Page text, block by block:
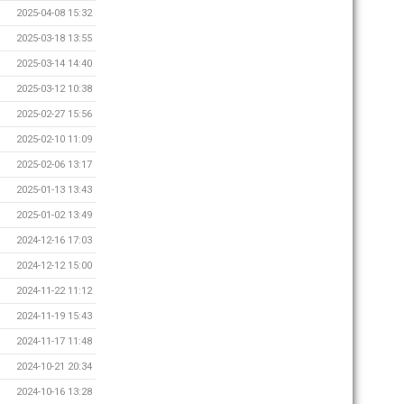
2025-04-08 15:32
2025-03-18 13:55
2025-03-14 14:40
2025-03-12 10:38
2025-02-27 15:56
2025-02-10 11:09
2025-02-06 13:17
2025-01-13 13:43
2025-01-02 13:49
2024-12-16 17:03
2024-12-12 15:00
2024-11-22 11:12
2024-11-19 15:43
2024-11-17 11:48
2024-10-21 20:34
2024-10-16 13:28